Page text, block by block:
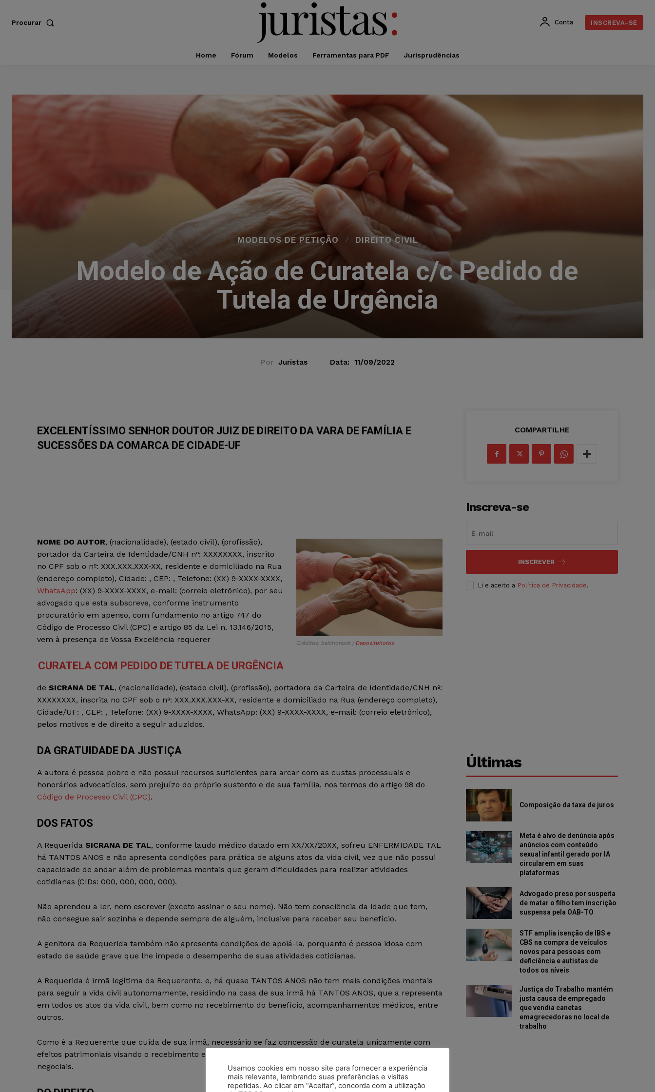
Procurar Conta INSCREVA-SE
Home Fórum Modelos Ferramentas para PDF Jurisprudências
MODELOS DE PETIÇÃO DIREITO CIVIL
Modelo de Ação de Curatela c/c Pedido de
Tutela de Urgência
Por Juristas Data: 11/09/2022
EXCELENTÍSSIMO SENHOR DOUTOR JUIZ DE DIREITO DA VARA DE FAMÍLIA E
SUCESSÕES DA COMARCA DE CIDADE-UF
Créditos: belchonock /Depositphotos
NOME DO AUTOR, (nacionalidade), (estado civil), (profissão),
portador da Carteira de Identidade/CNH nº: XXXXXXXX, inscrito
no CPF sob o nº: XXX.XXX.XXX-XX, residente e domiciliado na Rua
(endereço completo), Cidade: , CEP: , Telefone: (XX) 9-XXXX-XXXX,
WhatsApp: (XX) 9-XXXX-XXXX, e-mail: (correio eletrônico), por seu
advogado que esta subscreve, conforme instrumento
procuratório em apenso, com fundamento no artigo 747 do
Código de Processo Civil (CPC) e artigo 85 da Lei n. 13.146/2015,
vem à presença de Vossa Excelência requerer
CURATELA COM PEDIDO DE TUTELA DE URGÊNCIA
de SICRANA DE TAL, (nacionalidade), (estado civil), (profissão), portadora da Carteira de Identidade/CNH nº:
XXXXXXXX, inscrita no CPF sob o nº: XXX.XXX.XXX-XX, residente e domiciliado na Rua (endereço completo),
Cidade/UF: , CEP: , Telefone: (XX) 9-XXXX-XXXX, WhatsApp: (XX) 9-XXXX-XXXX, e-mail: (correio eletrônico),
pelos motivos e de direito a seguir aduzidos.
DA GRATUIDADE DA JUSTIÇA
A autora é pessoa pobre e não possui recursos suficientes para arcar com as custas processuais e
honorários advocatícios, sem prejuízo do próprio sustento e de sua família, nos termos do artigo 98 do
Código de Processo Civil (CPC).
DOS FATOS
A Requerida SICRANA DE TAL, conforme laudo médico datado em XX/XX/20XX, sofreu ENFERMIDADE TAL
há TANTOS ANOS e não apresenta condições para prática de alguns atos da vida civil, vez que não possui
capacidade de andar além de problemas mentais que geram dificuldades para realizar atividades
cotidianas (CIDs: 000, 000, 000, 000).
Não aprendeu a ler, nem escrever (exceto assinar o seu nome). Não tem consciência da idade que tem,
não consegue sair sozinha e depende sempre de alguém, inclusive para receber seu benefício.
A genitora da Requerida também não apresenta condições de apoiá-la, porquanto é pessoa idosa com
estado de saúde grave que lhe impede o desempenho de suas atividades cotidianas.
A Requerida é irmã legítima da Requerente, e, há quase TANTOS ANOS não tem mais condições mentais
para seguir a vida civil autonomamente, residindo na casa de sua irmã há TANTOS ANOS, que a representa
em todos os atos da vida civil, bem como no recebimento do benefício, acompanhamentos médicos, entre
outros.
Como é a Requerente que cuida de sua irmã, necessário se faz concessão de curatela unicamente com
efeitos patrimoniais visando o recebimento e a administração do benefício recebido e demais atos
negociais.
COMPARTILHE
Inscreva-se
INSCREVER
Li e aceito a Política de Privacidade.
Últimas
Composição da taxa de juros
Meta é alvo de denúncia após
anúncios com conteúdo
sexual infantil gerado por IA
circularem em suas
plataformas
Advogado preso por suspeita
de matar o filho tem inscrição
suspensa pela OAB-TO
STF amplia isenção de IBS e
CBS na compra de veículos
novos para pessoas com
deficiência e autistas de
todos os níveis
Justiça do Trabalho mantém
justa causa de empregado
que vendia canetas
emagrecedoras no local de
trabalho
Usamos cookies em nosso site para fornecer a experiência
mais relevante, lembrando suas preferências e visitas
repetidas. Ao clicar em “Aceitar”, concorda com a utilização